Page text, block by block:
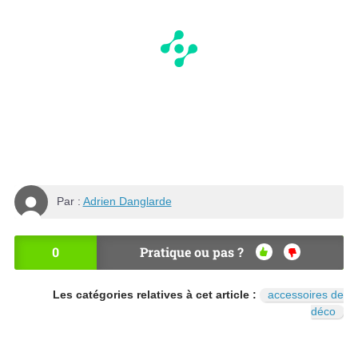
Par : Adrien Danglarde
0 Pratique ou pas ?
OU
NO
N
Les catégories relatives à cet article :
accessoires de
déco